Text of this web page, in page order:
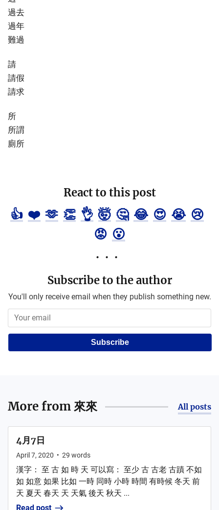
過去
過年
難過
請
請假
請求
所
所謂
廁所
React to this post
👍 ❤️ 🫶 👏 👌 🤯 🤔 😂 😍 😭 😢
😡 😮
Subscribe to the author
You'll only receive email when they publish something new.
Subscribe
More from來來 All posts
4月7日
April 7, 2020 • 29 words
漢字： 至 古 如 時 天 可以寫： 至少 古 古老 古蹟 不如
如 如意 如果 比如 一時 同時 小時 時間 有時候 冬天 前
天 夏天 春天 天 天氣 後天 秋天 ...
Read post